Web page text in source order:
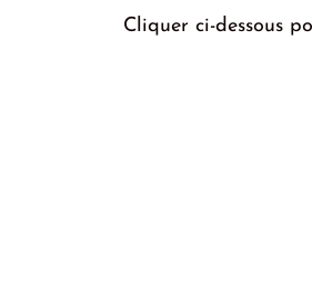
Cliquer ci-dessous